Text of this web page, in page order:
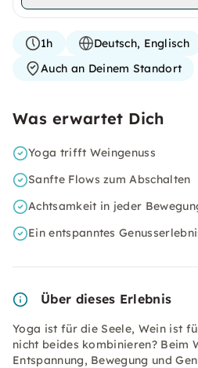
1h
Deutsch, Englisch
Auch an Deinem Standort
Was erwartet Dich
Yoga trifft Weingenuss
Sanfte Flows zum Abschalten
Achtsamkeit in jeder
Ein entspanntes
Über dieses Erlebnis
Yoga ist für die Seele, Wein ist
nicht beides kombinieren? Beim
Entspannung, Bewegung und